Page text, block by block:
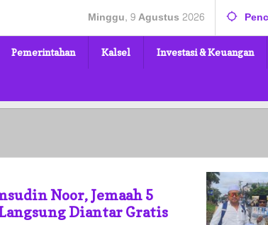
Minggu, 9 Agustus 2026
Pemerintahan Kalsel Investasi & Keuangan
Noor, Jemaah 5
Diantar Gratis